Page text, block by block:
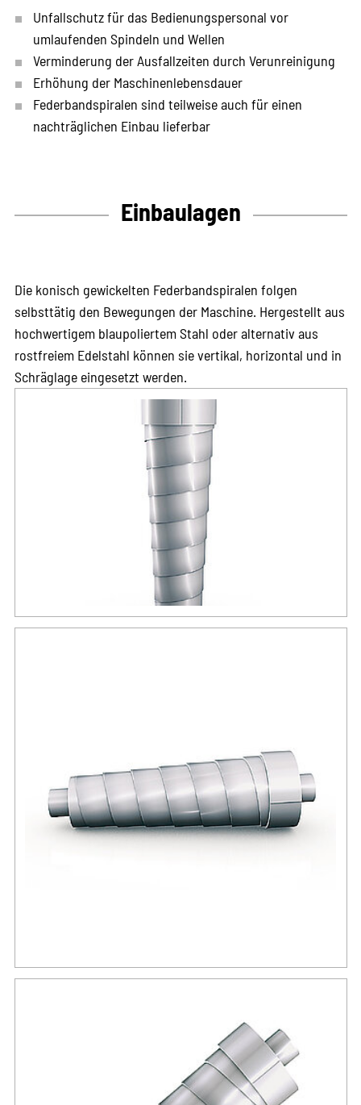
Unfallschutz für das Bedienungspersonal vor
umlaufenden Spindeln und Wellen
Verminderung der Ausfallzeiten durch Verunreinigung
Erhöhung der Maschinenlebensdauer
Federbandspiralen sind teilweise auch für einen
nachträglichen Einbau lieferbar
Einbaulagen
Die konisch gewickelten Federbandspiralen folgen
selbsttätig den Bewegungen der Maschine. Hergestellt aus
hochwertigem blaupoliertem Stahl oder alternativ aus
rostfreiem Edelstahl können sie vertikal, horizontal und in
Schräglage eingesetzt werden.